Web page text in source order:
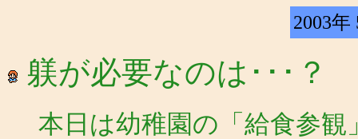
2003年
躾が必要なのは･･･？
本日は幼稚園の「給食参